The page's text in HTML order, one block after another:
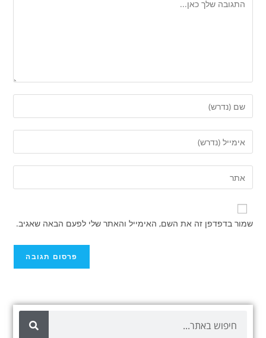
שמור בדפדפן זה את השם, האימייל והאתר שלי לפעם הבאה שאגיב.